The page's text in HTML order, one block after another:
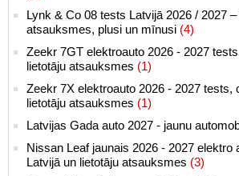
Lynk & Co 08 tests Latvijā 2026 / 2027
atsauksmes, plusi un mīnusi (4)
Zeekr 7GT elektroauto 2026 - 2027
lietotāju atsauksmes (1)
Zeekr 7X elektroauto 2026 - 2027 tests,
lietotāju atsauksmes (1)
Latvijas Gada auto 2027 - jaunu
Nissan Leaf jaunais 2026 - 2027 elektro
Latvijā un lietotāju atsauksmes (3)